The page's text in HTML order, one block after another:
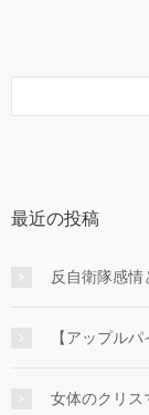
最近の投稿
反自衛隊感情
【アップル
女体のクリス